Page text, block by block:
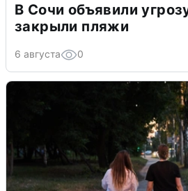
В Сочи объявили
закрыли пляжи
6 августа 0